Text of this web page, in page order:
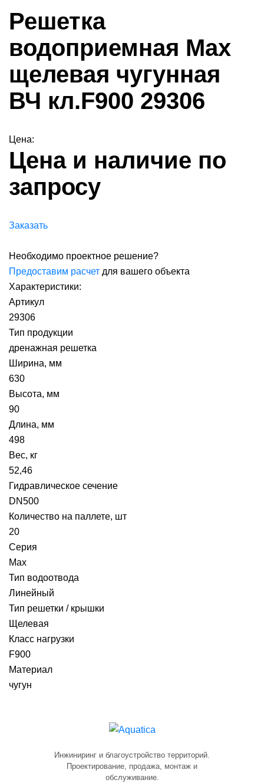
Решетка
водоприемная Max
щелевая чугунная
ВЧ кл.F900 29306
Цена:
Цена и наличие по
запросу
Заказать
Необходимо проектное решение?
Предоставим расчет для вашего объекта
Характеристики:
Артикул
29306
Тип продукции
дренажная решетка
Ширина, мм
630
Высота, мм
90
Длина, мм
498
Вес, кг
52,46
Гидравлическое сечение
DN500
Количество на паллете, шт
20
Серия
Max
Тип водоотвода
Линейный
Тип решетки / крышки
Щелевая
Класс нагрузки
F900
Материал
чугун
Инжиниринг и благоустройство территорий.
Проектирование, продажа, монтаж и
обслуживание.